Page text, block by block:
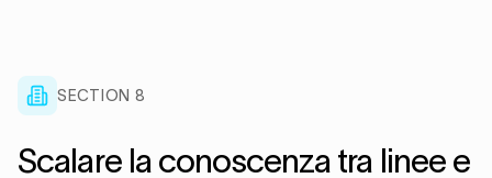
SECTION 8
Scalare la conoscenza tra linee e